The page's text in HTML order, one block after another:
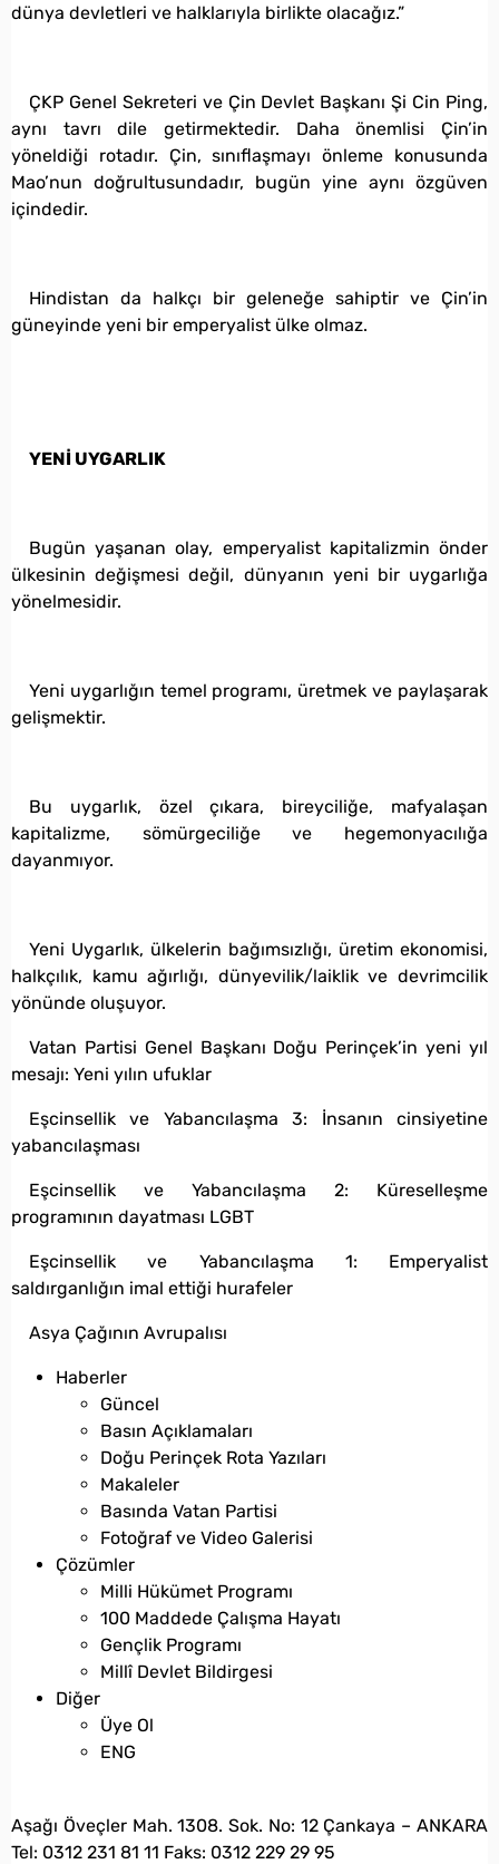
dünya devletleri ve halklarıyla birlikte olacağız.”
ÇKP Genel Sekreteri ve Çin Devlet Başkanı Şi Cin Ping,
aynı tavrı dile getirmektedir. Daha önemlisi Çin’in
yöneldiği rotadır. Çin, sınıflaşmayı önleme konusunda
Mao’nun doğrultusundadır, bugün yine aynı özgüven
içindedir.
Hindistan da halkçı bir geleneğe sahiptir ve Çin’in
güneyinde yeni bir emperyalist ülke olmaz.
YENİ UYGARLIK
Bugün yaşanan olay, emperyalist kapitalizmin önder
ülkesinin değişmesi değil, dünyanın yeni bir uygarlığa
yönelmesidir.
Yeni uygarlığın temel programı, üretmek ve paylaşarak
gelişmektir.
Bu uygarlık, özel çıkara, bireyciliğe, mafyalaşan
kapitalizme, sömürgeciliğe ve hegemonyacılığa
dayanmıyor.
Yeni Uygarlık, ülkelerin bağımsızlığı, üretim ekonomisi,
halkçılık, kamu ağırlığı, dünyevilik/laiklik ve devrimcilik
yönünde oluşuyor.
Vatan Partisi Genel Başkanı Doğu Perinçek’in yeni yıl
mesajı: Yeni yılın ufuklar
Eşcinsellik ve Yabancılaşma 3: İnsanın cinsiyetine
yabancılaşması
Eşcinsellik ve Yabancılaşma 2: Küreselleşme
programının dayatması LGBT
Eşcinsellik ve Yabancılaşma 1: Emperyalist
saldırganlığın imal ettiği hurafeler
Asya Çağının Avrupalısı
Haberler
Güncel
Basın Açıklamaları
Doğu Perinçek Rota Yazıları
Makaleler
Basında Vatan Partisi
Fotoğraf ve Video Galerisi
Çözümler
Milli Hükümet Programı
100 Maddede Çalışma Hayatı
Gençlik Programı
Millî Devlet Bildirgesi
Diğer
Üye Ol
ENG
Aşağı Öveçler Mah. 1308. Sok. No: 12 Çankaya – ANKARA
Tel: 0312 231 81 11 Faks: 0312 229 29 95